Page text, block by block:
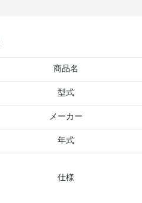
商品名
型式
メーカー
年式
仕様